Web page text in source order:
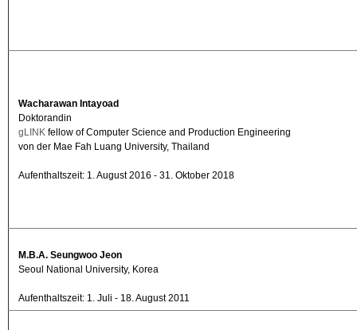
Wacharawan Intayoad
Doktorandin
gLINKfellow of Computer Science and Production Engineering
von der Mae Fah Luang University, Thailand
Aufenthaltszeit: 1. August 2016 - 31. Oktober 2018
M.B.A. Seungwoo Jeon
Seoul National University, Korea
Aufenthaltszeit: 1. Juli - 18. August 2011